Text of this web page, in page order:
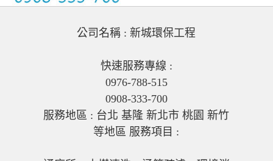
公司名稱 : 新城環保工程
快速服務專線 :
0976-788-515
0908-333-700
服務地區 : 台北 基隆 新北市 桃園 新竹
等地區 服務項目 :